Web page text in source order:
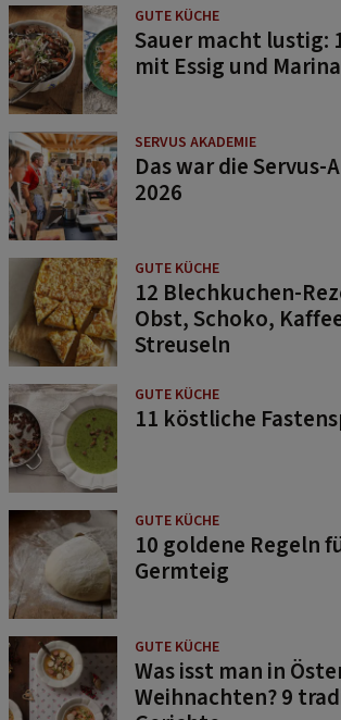
GUTE KÜCHE
Sauer macht lustig:
mit Essig und
SERVUS AKADEMIE
Das war die Servus-
2026
GUTE KÜCHE
12 Blechkuchen-
Obst, Schoko,
Streuseln
GUTE KÜCHE
11 köstliche
GUTE KÜCHE
10 goldene Regeln
Germteig
GUTE KÜCHE
Was isst man in
Weihnachten? 9